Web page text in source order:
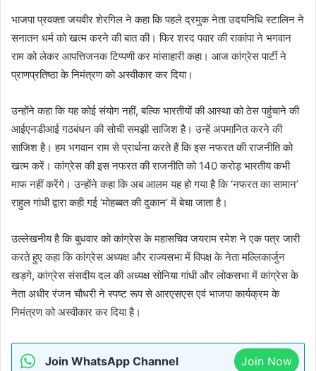
भाजपा प्रवक्ता जयवीर शेरगिल ने कहा कि पहले द्रमुक नेता उदयनिधि स्टालिन ने
सनातन धर्म को खत्म करने की बात की। फिर शरद पवार की राकांपा ने भगवान
राम को लेकर आपत्तिजनक टिप्पणी कर मांसाहारी कहा। आज कांग्रेस पार्टी ने
प्राणप्रतिष्ठा के निमंत्रण को अस्वीकार कर दिया।
उन्होंने कहा कि यह कोई संयोग नहीं, बल्कि भारतीयों की आस्था को ठेस पहुंचाने की
आईएनडीआई गठबंधन की सोची समझी साजिश है। उन्हें अपमानित करने की
साजिश है। हम भगवान राम से प्रार्थना करते हैं कि इस नफरत की राजनीति को
खत्म करें। कांग्रेस की इस नफरत की राजनीति को 140 करोड़ भारतीय कभी
माफ नहीं करेंगे। उन्होंने कहा कि अब आलम यह हो गया है कि ‘नफरत का सामान’
राहुल गांधी द्वारा कही गई ‘मोहब्बत की दुकान’ में बेचा जाता है।
उल्लेखनीय है कि बुधवार को कांग्रेस के महासचिव जयराम रमेश ने एक पत्र जारी
करते हुए कहा कि कांग्रेस अध्यक्ष और राज्यसभा में विपक्ष के नेता मल्लिकार्जुन
खड़गे, कांग्रेस संसदीय दल की अध्यक्ष सोनिया गांधी और लोकसभा में कांग्रेस के
नेता अधीर रंजन चौधरी ने स्पष्ट रूप से आरएसएस एवं भाजपा कार्यक्रम के
निमंत्रण को अस्वीकार कर दिया है।
Join WhatsApp Channel Join Now